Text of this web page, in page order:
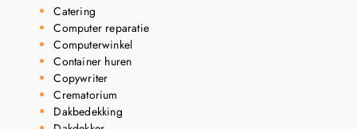
Catering
Computer reparatie
Computerwinkel
Container huren
Copywriter
Crematorium
Dakbedekking